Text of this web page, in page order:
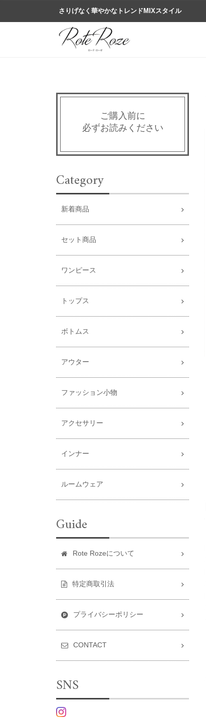
さりげなく華やかなトレンドMIXスタイル
ご購入前に
必ずお読みください
Category
新着商品
セット商品
ワンピース
トップス
ボトムス
アウター
ファッション小物
アクセサリー
インナー
ルームウェア
Guide
Rote Rozeについて
特定商取引法
プライバシーポリシー
CONTACT
SNS